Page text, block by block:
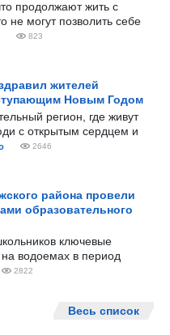
продолжают жить с
не могут позволить себе
823
жителей
Новым Годом
регион, где живут
с открытым сердцем и
2646
района провели
образовательного
ключевые
водоемах в период
2822
Весь список